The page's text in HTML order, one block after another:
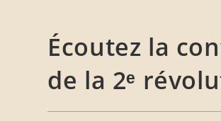
Écoutez la
de la 2ᵉ